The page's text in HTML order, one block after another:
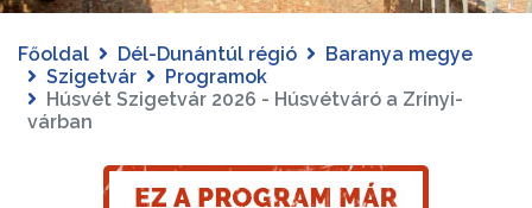
Főoldal Dél-Dunántúl régió
Baranya megye
Szigetvár
Programok
Húsvét Szigetvár 2026 - Húsvétváró a Zrínyi-
várban